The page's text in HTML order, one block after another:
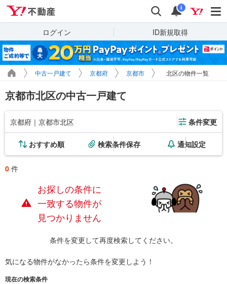
検索 通知
i
ログイン ID新規取得
中古一戸建て 京都府 京都市 北区の物件一覧
京都市北区の中古一戸建て
京都府｜京都市北区 条件変更
おすすめ順 検索条件保存 通知設定
0 件
お探しの条件に
一致する物件が
見つかりません
条件を変更して再度検索してください。
気になる物件がなかったら条件を変更しよう！
現在の検索条件